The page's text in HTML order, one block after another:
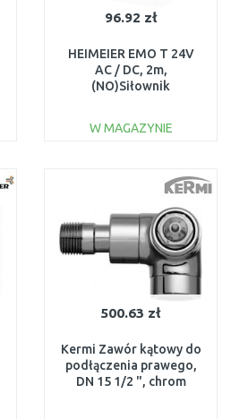
96.92 zł
HEIMEIER EMO T 24V
AC / DC, 2m,
(NO)Siłownik
1847-01.500
W MAGAZYNIE
Do porównania
500.63 zł
Kermi Zawór kątowy do
podłączenia prawego,
DN 15 1/2 ", chrom